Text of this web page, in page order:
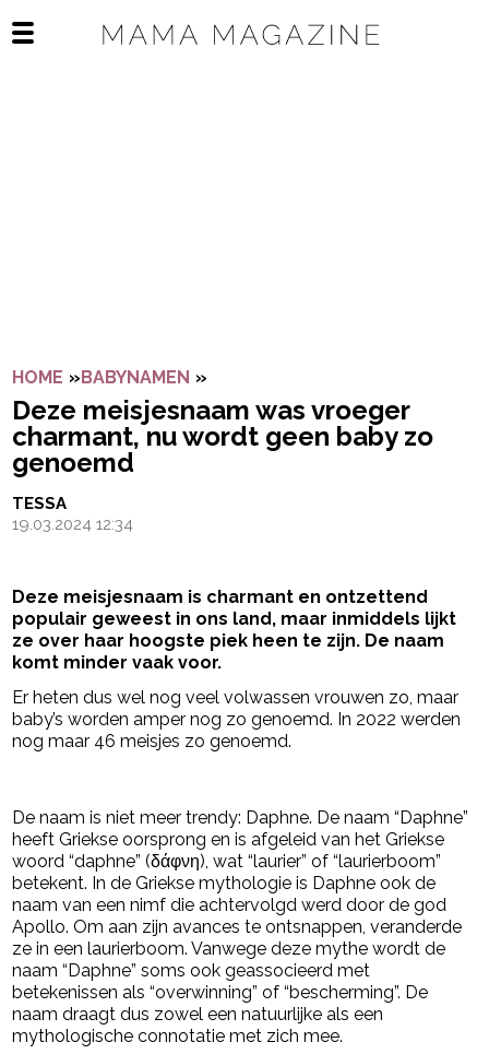
Open het mobiele menu
HOME »BABYNAMEN »
Deze meisjesnaam was vroeger
charmant, nu wordt geen baby zo
genoemd
TESSA
19.03.2024 12:34
Deze meisjesnaam is charmant en ontzettend
populair geweest in ons land, maar inmiddels lijkt
ze over haar hoogste piek heen te zijn. De naam
komt minder vaak voor.
Er heten dus wel nog veel volwassen vrouwen zo, maar
baby’s worden amper nog zo genoemd. In 2022 werden
nog maar 46 meisjes zo genoemd.
De naam is niet meer trendy: Daphne. De naam “Daphne”
heeft Griekse oorsprong en is afgeleid van het Griekse
woord “daphne” (δάφνη), wat “laurier” of “laurierboom”
betekent. In de Griekse mythologie is Daphne ook de
naam van een nimf die achtervolgd werd door de god
Apollo. Om aan zijn avances te ontsnappen, veranderde
ze in een laurierboom. Vanwege deze mythe wordt de
naam “Daphne” soms ook geassocieerd met
betekenissen als “overwinning” of “bescherming”. De
naam draagt dus zowel een natuurlijke als een
mythologische connotatie met zich mee.